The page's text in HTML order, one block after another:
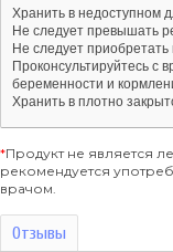
Хранить в недоступном
Не следует превышать
Не следует
Проконсультируйтесь с
беременности и
Хранить в плотно
*Продукт не является
рекомендуется
врачом.
Отзывы